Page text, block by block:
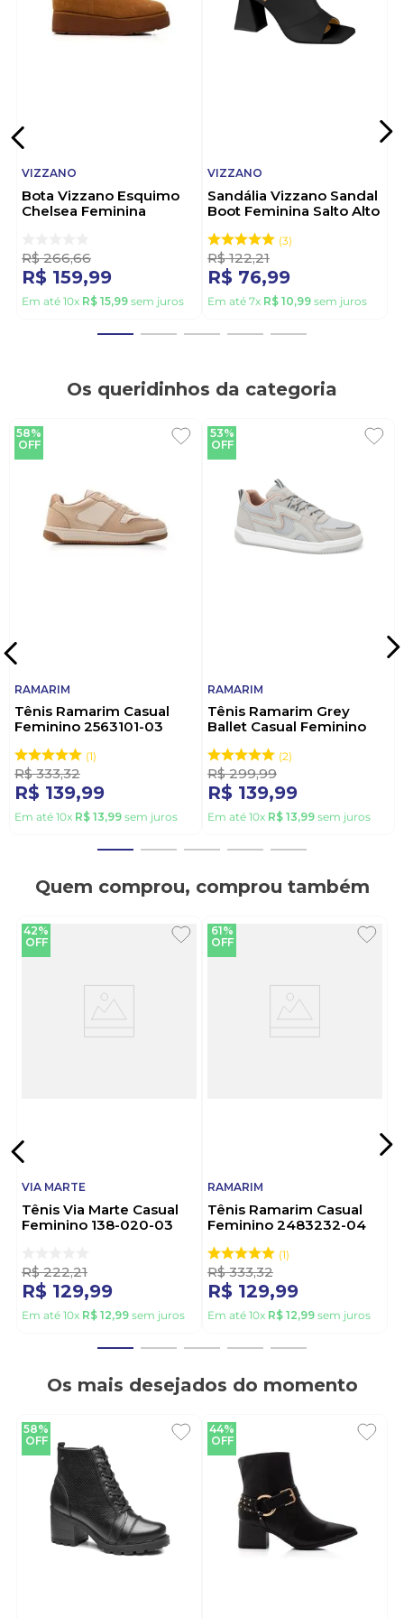
entrega produtos acessíveis e cheios de estilo.
Escolha Vizzano e destaque-se com atitude em
cada passo.
VIZZANO
Bota Vizzano Esquimo
Chelsea Feminina
R$ 266,66
R$ 159,99
Em até 10x R$ 15,99 sem juros
VIZZANO
Sandália Vizzano Sandal
Boot Feminina Salto Alto
3
R$ 122,21
R$ 76,99
Em até 7x R$ 10,99 sem juros
Os queridinhos da categoria
58%
OFF
RAMARIM
Tênis Ramarim Casual
Feminino 2563101-03
1
R$ 333,32
R$ 139,99
Em até 10x R$ 13,99 sem juros
53%
OFF
RAMARIM
Tênis Ramarim Grey
Ballet Casual Feminino
2
R$ 299,99
R$ 139,99
Em até 10x R$ 13,99 sem juros
Quem comprou, comprou também
42%
OFF
VIA MARTE
Tênis Via Marte Casual
Feminino 138-020-03
R$ 222,21
R$ 129,99
Em até 10x R$ 12,99 sem juros
61%
OFF
RAMARIM
Tênis Ramarim Casual
Feminino 2483232-04
1
R$ 333,32
R$ 129,99
Em até 10x R$ 12,99 sem juros
Os mais desejados do momento
58%
OFF
44%
OFF